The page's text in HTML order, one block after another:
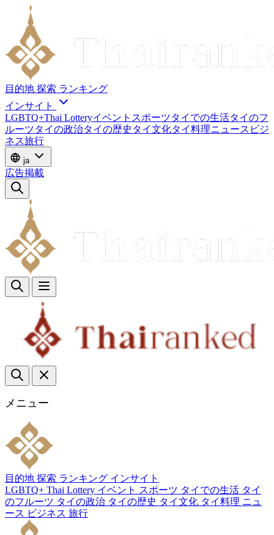
目的地 探索 ランキング
インサイト
LGBTQ+Thai Lotteryイベント スポーツタイでの生活タイのフ
ルーツタイの政治タイの歴史 タイ文化タイ料理ニュース ビジ
ネス旅行
ja
広告掲載
メニュー
目的地 探索 ランキング インサイト
LGBTQ+ Thai Lottery イベント スポーツ タイでの生活 タイ
のフルーツ タイの政治 タイの歴史 タイ文化 タイ料理 ニュ
ース ビジネス 旅行